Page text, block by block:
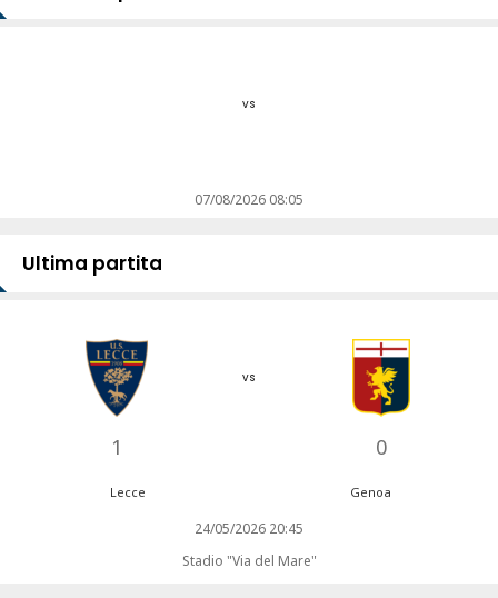
vs
07/08/2026 08:05
Ultima partita
1
vs
0
Lecce Genoa
24/05/2026 20:45
Stadio "Via del Mare"